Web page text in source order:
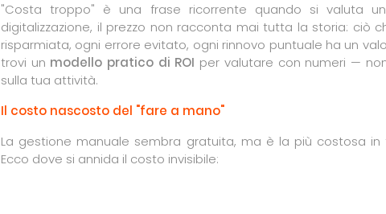
"Costa troppo" è una frase ricorrente quando si valuta
digitalizzazione, il prezzo non racconta mai tutta la storia: ciò
risparmiata, ogni errore evitato, ogni rinnovo puntuale ha un
trovi un modello pratico di ROI per valutare con numeri —
sulla tua attività.
Il costo nascosto del "fare a mano"
La gestione manuale sembra gratuita, ma è la più costosa
Ecco dove si annida il costo invisibile: